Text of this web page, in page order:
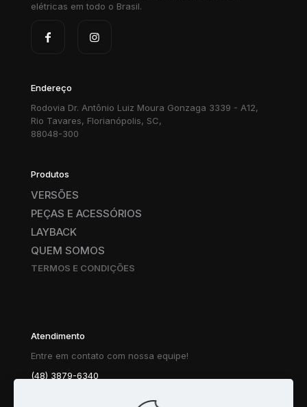
elétricas em todo o Brasil.
Endereço
Rodovia Dr. Antônio Luiz Moura Gonzaga 3339 - A12,
Rio Tavares, Florianópolis, SC,
88048-300
Produtos
VERSÕES
PEÇAS E ACESSÓRIOS
LAYBACK
QUEM SOMOS
TERMOS E CONDIÇÕES
Atendimento
Entre em contato com nossa equipe!
(48) 3879-6340